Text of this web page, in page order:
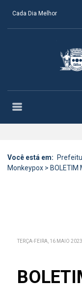
Cada Dia Melhor
Você está em:
Monkeypox > BOLETIM
TERÇA-FEIRA, 16 MAIO 2023